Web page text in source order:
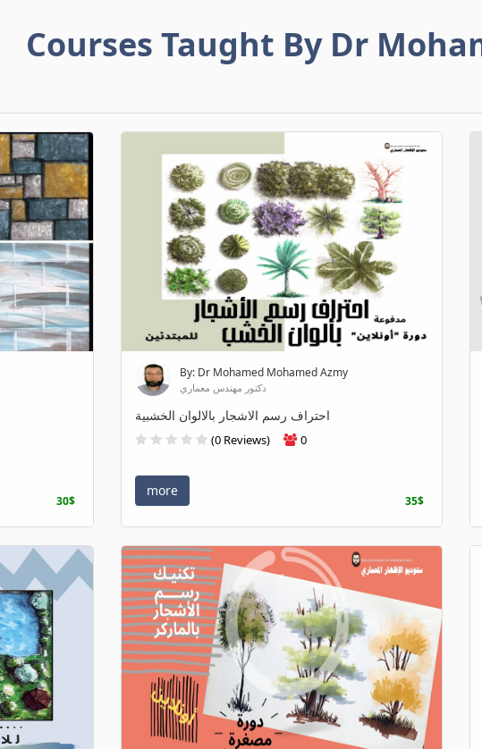
Courses Taught By Dr
30$
By: Dr Mohamed Mohamed Azmy
دكتور مهندس معماري
احتراف رسم الاشجار بالالوان الخشبية
(0 Reviews) 0
more
35$